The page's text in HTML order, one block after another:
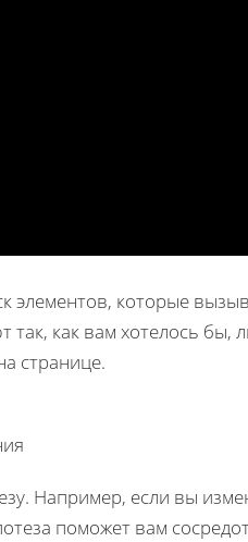
элементов, которые
как вам хотелось бы,
странице.
Например, если вы
поможет вам